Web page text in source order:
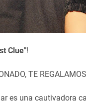
Clue"!
TE REGALAMOS
es una cautivadora